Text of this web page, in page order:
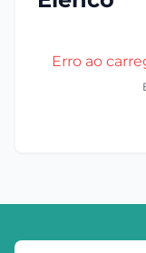
Erro ao